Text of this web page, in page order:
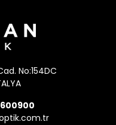
No:154DC